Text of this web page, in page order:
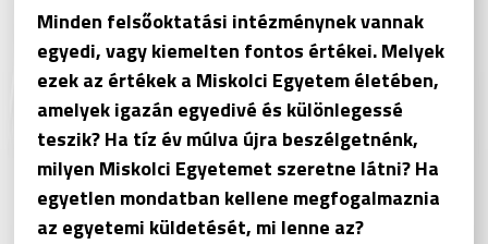
Minden felsőoktatási intézménynek vannak
egyedi, vagy kiemelten fontos értékei. Melyek
ezek az értékek a Miskolci Egyetem életében,
amelyek igazán egyedivé és különlegessé
teszik? Ha tíz év múlva újra beszélgetnénk,
milyen Miskolci Egyetemet szeretne látni? Ha
egyetlen mondatban kellene megfogalmaznia
az egyetemi küldetését, mi lenne az?